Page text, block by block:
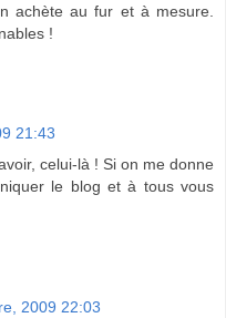
achète au fur et à mesure.
!
21:43
celui-là ! Si on me donne
le blog et à tous vous
2009 22:03